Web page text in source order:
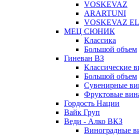
VOSKEVAZ
ARARTUNI
VOSKEVAZ
МЕЦ СЮНИК
Классика
Большой объем
Гиневан ВЗ
Классические
Большой объем
Сувенирные
Фруктовые
Гордость Нации
Вайк Груп
Веди - Алко ВКЗ
Виноградные